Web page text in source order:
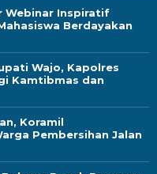
Webinar Inspiratif
Berdayakan
Wajo, Kapolres
Kamtibmas dan
Koramil
Pembersihan Jalan